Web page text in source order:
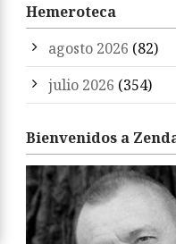
Hemeroteca
agosto 2026 (82)
julio 2026 (354)
Bienvenidos a